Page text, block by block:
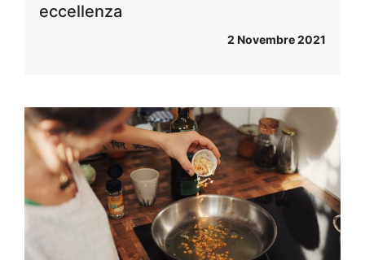
eccellenza
2 Novembre 2021